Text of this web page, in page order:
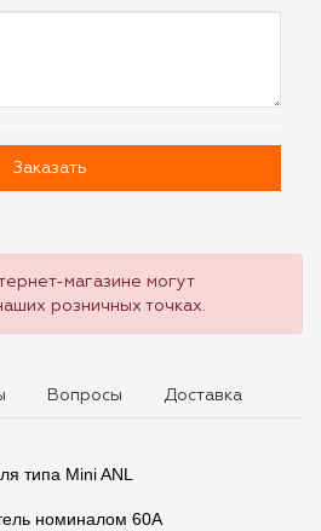
Заказать
магазине могут
розничных точках.
Вопросы Доставка
типа Mini ANL
номиналом 60А